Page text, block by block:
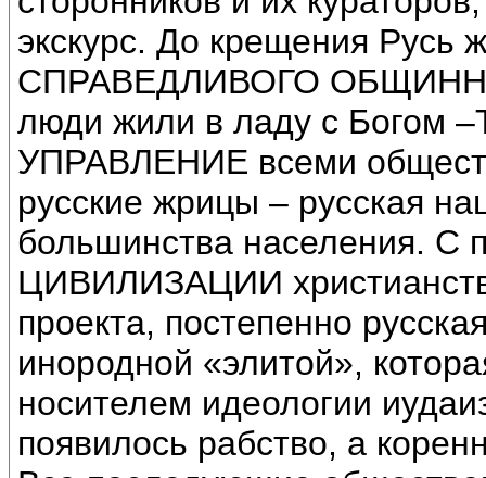
экскурс. До крещения
СПРАВЕДЛИВОГО
люди жили в ладу с Богом
УПРАВЛЕНИЕ всеми
русские жрицы – русская
большинства населения.
ЦИВИЛИЗАЦИИ
проекта, постепенно
инородной «элитой»,
носителем идеологии
появилось рабство, а